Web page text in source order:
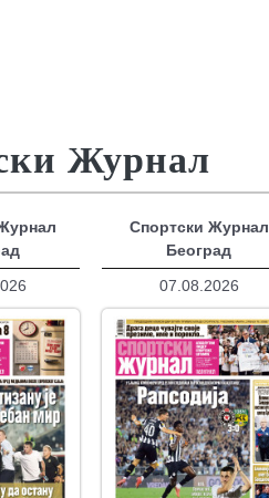
Журнал
Спортски Журнал
Београд
07.08.2026